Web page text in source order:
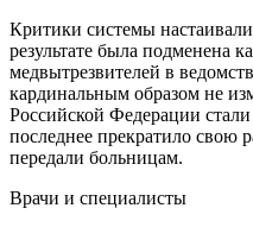
Критики системы
результате была подменена
медвытрезвителей в
кардинальным образом не
Российской Федерации
последнее прекратило свою
передали больницам.
Врачи и специалисты